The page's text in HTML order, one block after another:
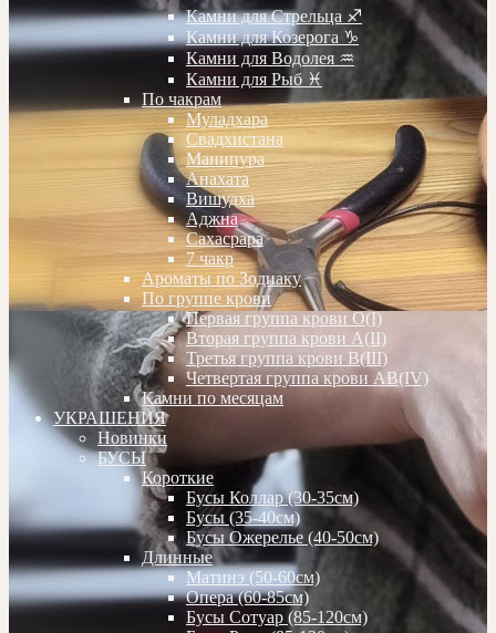
Камни для Стрельца ♐️
Камни для Козерога ♑️
Камни для Водолея ♒️
Камни для Рыб ♓️
По чакрам
Муладхара
Свадхистана
Манипура
Анахата
Вишудха
Аджна
Сахасрара
7 чакр
Ароматы по Зодиаку
По группе крови
Первая группа крови О(I)
Вторая группа крови А(II)
Третья группа крови В(III)
Четвертая группа крови АВ(IV)
Камни по месяцам
УКРАШЕНИЯ
Новинки
БУСЫ
Короткие
Бусы Коллар (30-35см)
Бусы (35-40см)
Бусы Ожерелье (40-50см)
Длинные
Матинэ (50-60см)
Опера (60-85см)
Бусы Сотуар (85-120см)